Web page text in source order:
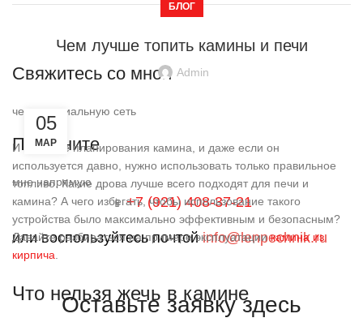
Свяжитесь со мной
через социальную сеть
Позвоните
мне напрямую
📱+7 (921) 408-37-21
или воспользуйтесь почтой info@lenpechnik.ru
Оставьте заявку здесь
БЛОГ
Чем лучше топить камины и печи
Admin
05
МАР
И на этапе планирования камина, и даже если он
используется давно, нужно использовать только правильное
топливо. Какие дрова лучше всего подходят для печи и
камина? А чего избегать, чтобы использование такого
устройства было максимально эффективным и безопасным?
Давайте разбираться на примере эксплуатациикамина из
кирпича
Что нельзя жечь в камине